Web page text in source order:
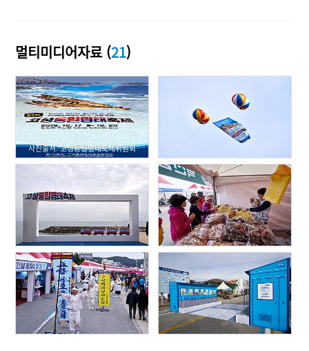
멀티미디어자료 (21)
사진출처: 고성통일명태축제위원회